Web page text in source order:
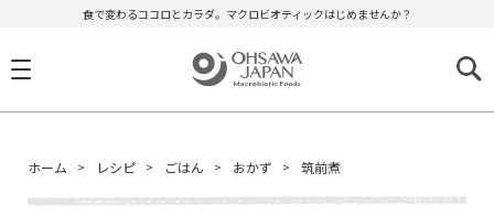
食で変わるココロとカラダ。マクロビオティックはじめませんか？
ホーム レシピ ごはん おかず 筑前煮